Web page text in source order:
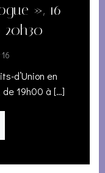
», 16
20h30
d’Union en
de 19h00 à […]